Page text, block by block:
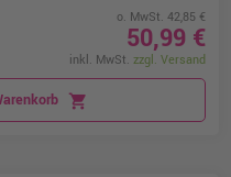
o. MwSt. 42,85 €
50,99 €
inkl. MwSt. zzgl. Versand
shopping_cart